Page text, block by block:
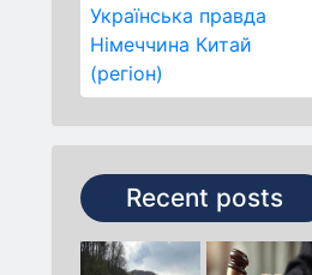
Українська правда
Німеччина Китай
(регіон)
Recent posts